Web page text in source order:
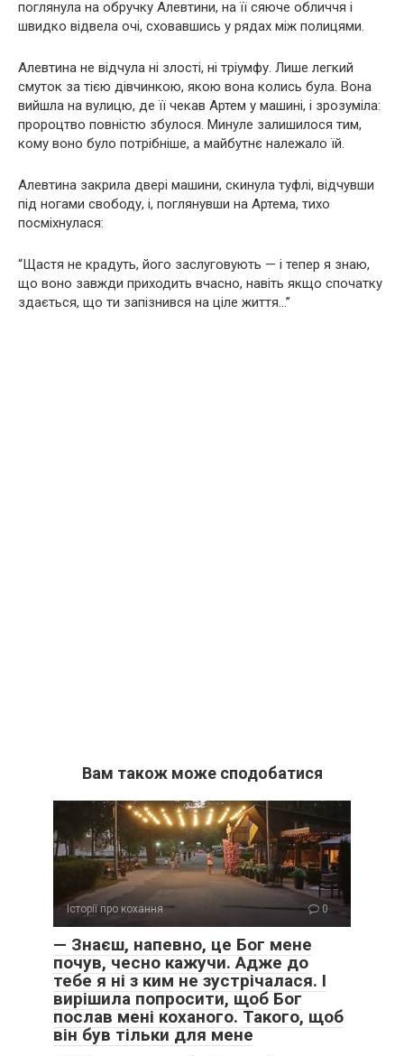
поглянула на обручку Алевтини, на її сяюче обличчя і
швидко відвела очі, сховавшись у рядах між полицями.
Алевтина не відчула ні злості, ні тріумфу. Лише легкий
смуток за тією дівчинкою, якою вона колись була. Вона
вийшла на вулицю, де її чекав Артем у машині, і зрозуміла:
пророцтво повністю збулося. Минуле залишилося тим,
кому воно було потрібніше, а майбутнє належало їй.
Алевтина закрила двері машини, скинула туфлі, відчувши
під ногами свободу, і, поглянувши на Артема, тихо
посміхнулася:
“Щастя не крадуть, його заслуговують — і тепер я знаю,
що воно завжди приходить вчасно, навіть якщо спочатку
здається, що ти запізнився на ціле життя…”
Вам також може сподобатися
Історії про кохання 0
— Знаєш, напевно, це Бог мене
почув, чесно кажучи. Адже до
тебе я ні з ким не зустрічалася. І
вирішила попросити, щоб Бог
послав мені коханого. Такого, щоб
він був тільки для мене